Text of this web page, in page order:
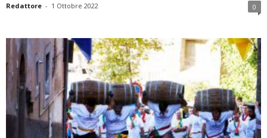
Redattore - 1 Ottobre 2022 0